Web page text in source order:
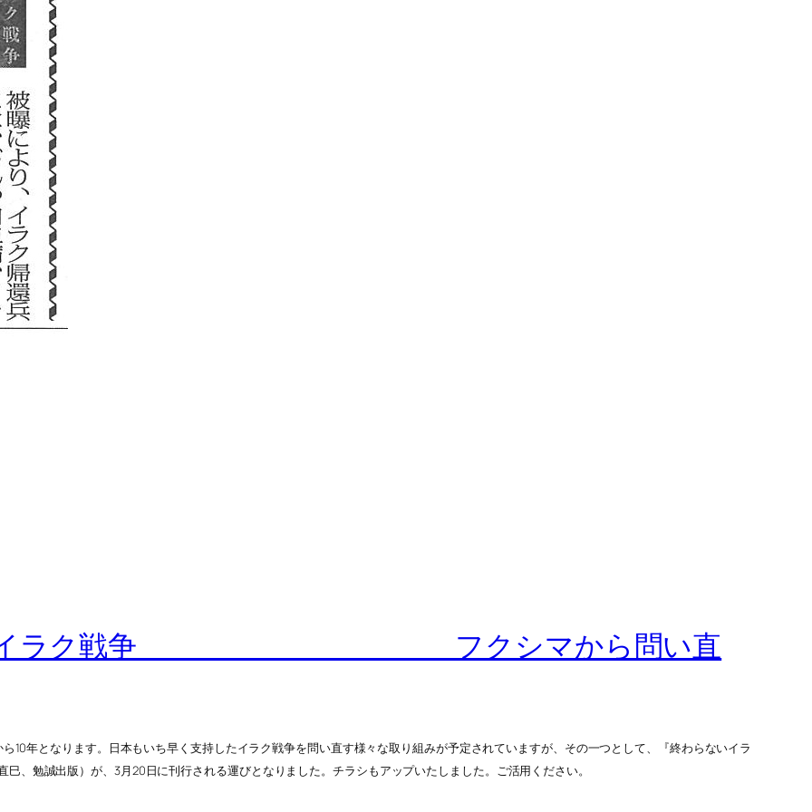
ないイラク戦争 フクシマから問い直
10年となります。日本もいち早く支持したイラク戦争を問い直す様々な取り組みが予定されていますが、その一つとして、『終わらないイラ
、勉誠出版）が、3月20日に刊行される運びとなりました。チラシもアップいたしました。ご活用ください。